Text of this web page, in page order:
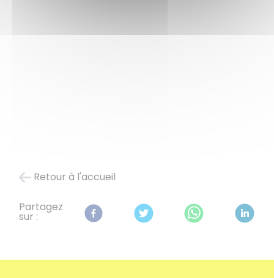
Retour à l'accueil
Partagez
sur :